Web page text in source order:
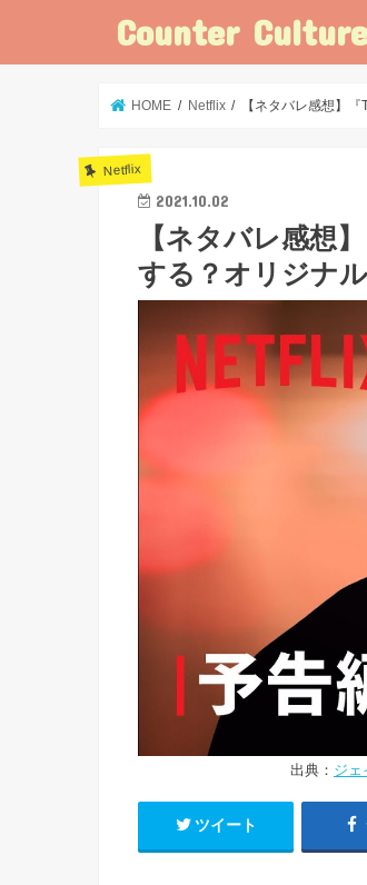
Counter Culture
HOME Netflix 【ネタバレ感想】
Netflix
2021.10.02
【ネタバレ感想
する？オリジナ
出典： ジェ
ツイート